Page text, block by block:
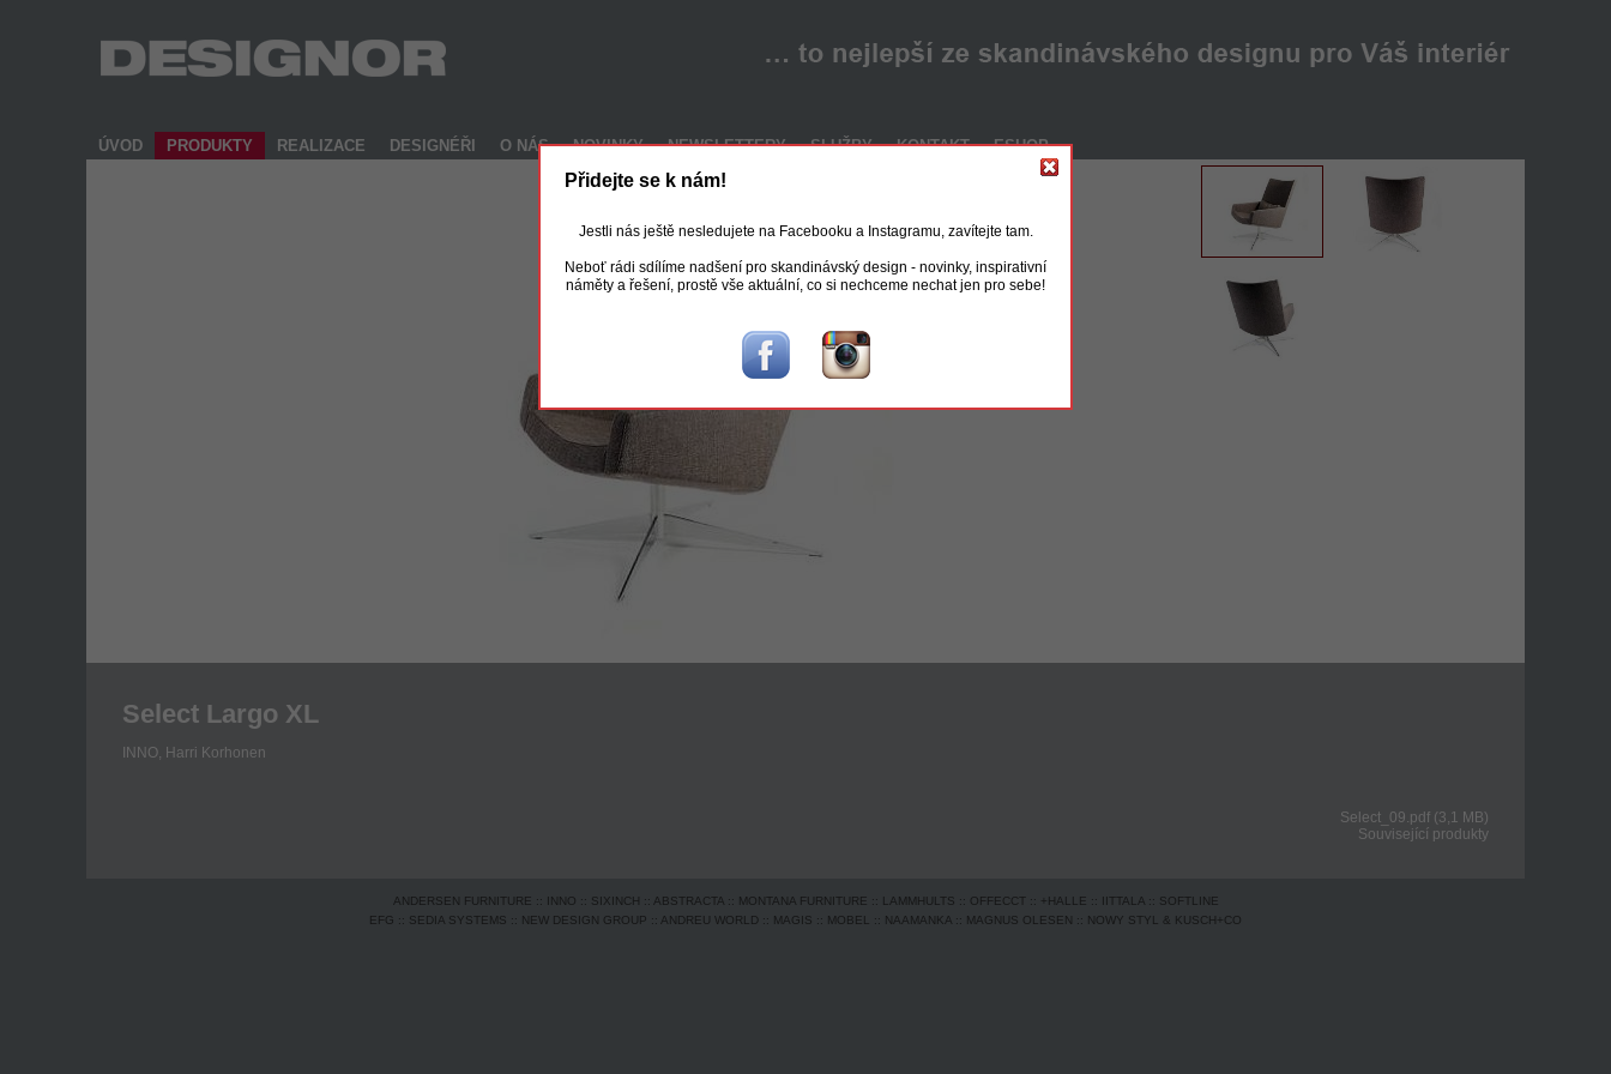
ÚVOD PRODUKTY REALIZACE DESIGNÉŘI O NÁS NOVINKY NEWSLETTERY SLUŽBY KONTAKT ESHOP
Select Largo XL
INNO, Harri Korhonen
Select_09.pdf (3,1 MB)
Související produkty
ANDERSEN FURNITURE :: INNO :: SIXINCH :: ABSTRACTA:: MONTANA FURNITURE :: LAMMHULTS :: OFFECCT :: +HALLE :: IITTALA:: SOFTLINE
EFG :: SEDIA SYSTEMS :: NEW DESIGN GROUP :: ANDREU WORLD :: MAGIS :: MOBEL :: NAAMANKA :: MAGNUS OLESEN :: NOWY STYL & KUSCH+CO
Přidejte se k nám!
Jestli nás ještě nesledujete na Facebooku a Instagramu, zavítejte tam.
Neboť rádi sdílíme nadšení pro skandinávský design - novinky, inspirativní
náměty a řešení, prostě vše aktuální, co si nechceme nechat jen pro sebe!